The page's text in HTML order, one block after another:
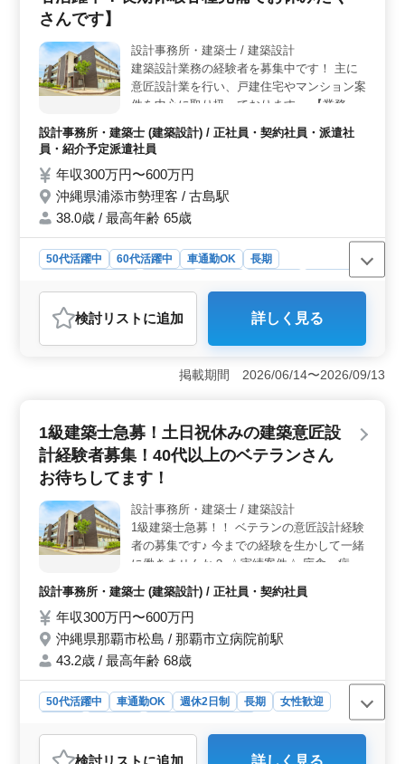
圏内という利便性の高い環境で働くことができま
す。 ＜給与・福利厚生の魅力＞ 年収300万円〜600
万円という水準の給与が設定されており、安定した収入
を得ることができます。さらに、通勤手当の支給や福利
厚生の充実など、働きやすい環境が整っています。
さんです】
設計事務所・建築士 / 建築設計
建築設計業務の経験者を募集中です！ 主に
意匠設計業を行い、戸建住宅やマンション案
件を中心に取り扱っております。 【業務内
ニング ・基本設計、実施設計、積算 ・確認
申請、各種書類作成、施工会社選定、設計監
理 等 ・CAD操作あり ◯備考 作業着支給！
交通費全額支給、マイカー通勤OK◎ 残業少
なめ、長期休暇もしっかり完備☆ 50代、60
募、お待ちしております！
設計事務所・建築士 (建築設計) / 正社員・契約社員・派遣社
員・紹介予定派遣社員
年収300万円〜600万円
沖縄県浦添市勢理客 / 古島駅
38.0歳 / 最高年齢 65歳
50代活躍中 60代活躍中 車通勤OK
長期
派遣社員
設計事務所・建築士
おすすめポイント
＜ベテラン経験者の活躍と豊富な休暇制度＞ 建築企業
において、経験豊富な方々が活躍できる環境を提供して
います。残業がほぼないため、仕事とプライベートの両
ュする機会がたくさんあります。 ＜幅広い業務内容
＞ 主に意匠設計業務を担当し、戸建住宅やマンション
案件など多彩なプロジェクトに携わることができます。
基本設計から設計監理まで幅広い業務を経験でき、自身
のスキルアップに繋げることができます。 ＜充実の
福利厚生＞ 作業着の支給や交通費全額支給、マイカー
通勤の可否など、働く上でのサポートが充実していま
す。また、年収300万円から600万円という高水準な給与
環境です。
検討リスト に追加 詳しく見る
掲載期間 2026/06/14〜2026/09/13
1級建築士急募！土日祝休みの建築意匠設
計経験者募集！40代以上のベテランさん
お待ちしてます！
設計事務所・建築士 / 建築設計
1級建築士急募！！ ベテランの意匠設計経験
者の募集です♪ 今までの経験を生かして一緒
に働きませんか？ ☆実績案件☆ 庁舎・病
打ち合わせ、現地調査、プランニング ・基
本設計、実施設計、積算 ・確認申請、各種
書類作成、施工会社選定、設計監理 等 ・
CAD操作あり ☆ポイント☆ ・交通費支給 ・
待ちしております！
設計事務所・建築士 (建築設計) / 正社員・契約社員
年収300万円〜600万円
沖縄県那覇市松島 / 那覇市立病院前駅
43.2歳 / 最高年齢 68歳
50代活躍中 車通勤OK 週休2日制 長期
女性歓迎
おすすめポイント
検討リスト に追加 詳しく見る